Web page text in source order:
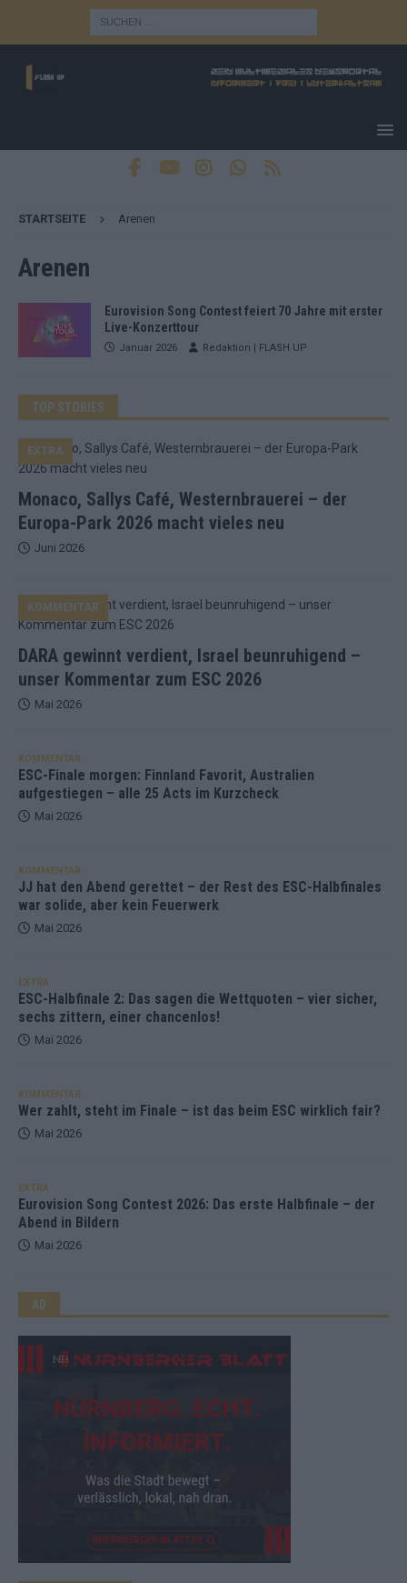
STARTSEITE Arenen
Arenen
Eurovision Song Contest feiert 70 Jahre mit erster
Live-Konzerttour
Januar 2026 Redaktion | FLASH UP
TOP STORIES
Monaco, Sallys Café, Westernbrauerei – der
Europa-Park 2026 macht vieles neu
EXTRA
Juni 2026
DARA gewinnt verdient, Israel beunruhigend –
unser Kommentar zum ESC 2026
KOMMENTAR
Mai 2026
KOMMENTAR
ESC-Finale morgen: Finnland Favorit, Australien
aufgestiegen – alle 25 Acts im Kurzcheck
Mai 2026
KOMMENTAR
JJ hat den Abend gerettet – der Rest des ESC-Halbfinales
war solide, aber kein Feuerwerk
Mai 2026
EXTRA
ESC-Halbfinale 2: Das sagen die Wettquoten – vier sicher,
sechs zittern, einer chancenlos!
Mai 2026
KOMMENTAR
Wer zahlt, steht im Finale – ist das beim ESC wirklich fair?
Mai 2026
EXTRA
Eurovision Song Contest 2026: Das erste Halbfinale – der
Abend in Bildern
Mai 2026
AD